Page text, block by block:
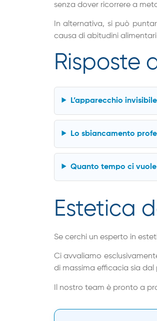
senza dover ricorrere a
In alternativa, si può
causa di abitudini
Risposte
L’apparecchio
Lo sbiancamento
Quanto tempo ci
Estetica
Se cerchi un esperto in
Ci avvaliamo
di massima efficacia sia
Il nostro team è pronto a